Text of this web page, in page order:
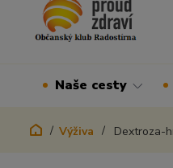
Naše cesty
Výživa Dextroza-